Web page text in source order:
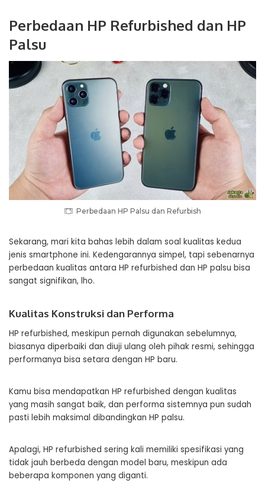
Perbedaan HP Refurbished dan HP
Palsu
Perbedaan HP Palsu dan Refurbish
Sekarang, mari kita bahas lebih dalam soal kualitas kedua
jenis smartphone ini. Kedengarannya simpel, tapi sebenarnya
perbedaan kualitas antara HP refurbished dan HP palsu bisa
sangat signifikan, lho.
Kualitas Konstruksi dan Performa
HP refurbished, meskipun pernah digunakan sebelumnya,
biasanya diperbaiki dan diuji ulang oleh pihak resmi, sehingga
performanya bisa setara dengan HP baru.
Kamu bisa mendapatkan HP refurbished dengan kualitas
yang masih sangat baik, dan performa sistemnya pun sudah
pasti lebih maksimal dibandingkan HP palsu.
Apalagi, HP refurbished sering kali memiliki spesifikasi yang
tidak jauh berbeda dengan model baru, meskipun ada
beberapa komponen yang diganti.